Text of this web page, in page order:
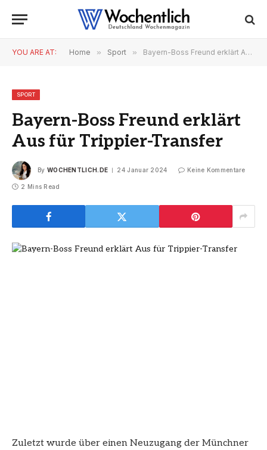
YOU ARE AT: Home » Sport » Bayern-Boss Freund erklärt Aus für Trippier-Transfer
SPORT
Bayern-Boss Freund erklärt
Aus für Trippier-Transfer
By WOCHENTLICH.DE 24 Januar 2024 Keine Kommentare
2 Mins Read
Zuletzt wurde über einen Neuzugang der Münchner